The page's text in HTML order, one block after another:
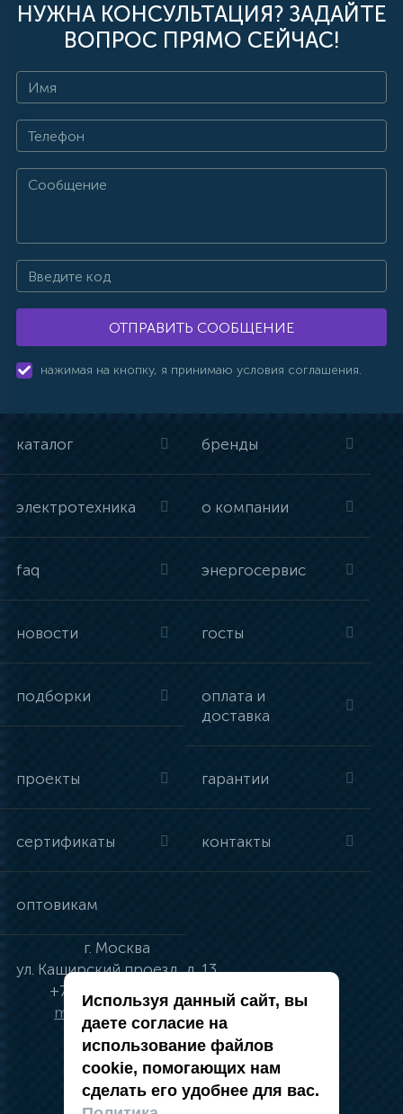
НУЖНА КОНСУЛЬТАЦИЯ? ЗАДАЙТЕ
ВОПРОС ПРЯМО СЕЙЧАС!
ОТПРАВИТЬ СООБЩЕНИЕ
нажимая на кнопку, я принимаю условия соглашения.
каталог бренды
электротехника о компании
faq энергосервис
новости госты
подборки
оплата и
доставка
проекты гарантии
сертификаты контакты
оптовикам
г. Москва
ул. Каширский проезд, д. 13
+7 (495) 134-41-83
moskva@vincci.ru
политика в отношении обработки
Используя данный сайт, вы
даете согласие на
использование файлов
cookie, помогающих нам
сделать его удобнее для вас.